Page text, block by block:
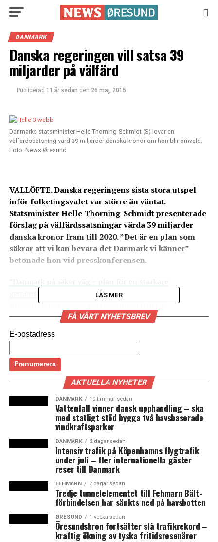
DANMARK
Danska regeringen vill satsa 39
miljarder på välfärd
Publicerad 11 år sedan den 26 maj, 2015
Danmarks statsminister Helle Thorning-Schmidt (S) lovar en
välfärdssatsning värd 39 miljarder danska kronor om hon blir omvald.
Foto: News Øresund
VALLÖFTE. Danska regeringens sista stora utspel
inför folketingsvalet var större än väntat.
Statsminister Helle Thorning-Schmidt presenterade
förslag på välfärdssatsningar värda 39 miljarder
danska kronor fram till 2020. ”Det är en plan som
säkrar att vi kan bevara det Danmark vi känner”
betonade hon vid presskonferensen.
” var namnet på den satsning som
presenterades av de båda regeringspartierna
Socialdemokraterne och Radikale Venstre på
tisdagsförmiddagen. Även om storleken på 39 miljarder
var större än väntat så var inte alla delar okända – vissa
Helle Thorning-Schmidt betonade vid presskonferensen
att det inte ska bli någon offentlig konsumtionsfest.
– Det är inte tal om lyx i det vi presenterar. Men det är
en plan som säkrar att vi kan bevara det Danmark vi
känner, säger statsministern enligt flera danska medier.
Om regeringen blir omvald vill de genomföra en
satsning värd 39 miljarder danska kronor under
perioden 2016- 2020 och som delas in i fyra områden:
och kroniskt sjuka.
till ökad trygghet, socialt utsatta och för
oförutsedda utgifter.
5 miljarder
till barn, utbildning och social mobilitet.
till forskning, grön omställning och tillväxt.
LÄS MER
FÅ VÅRT NYHETSBREV
E-postadress
AKTUELLA NYHETER
DANMARK 10 timmar sedan
Vattenfall vinner dansk upphandling – ska
med statligt stöd bygga två havsbaserade
vindkraftsparker
DANMARK 2 dagar sedan
Intensiv trafik på Köpenhamns flygtrafik
under juli – fler internationella gäster
reser till Danmark
FEHMARN 2 dagar sedan
Tredje tunnelelementet till Fehmarn Bält-
förbindelsen har sänkts ned på havsbotten
ØRESUND 1 vecka sedan
Öresundsbron fortsätter slå trafikrekord –
kraftig ökning av tyska fritidsresenärer